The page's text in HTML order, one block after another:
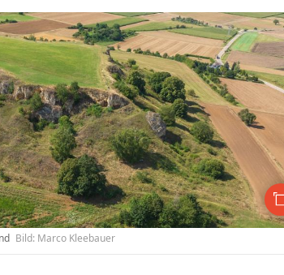
Bild: Marco Kleebauer